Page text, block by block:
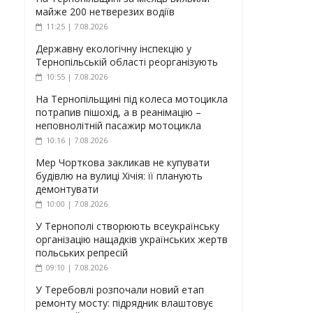
майже 200 нетверезих водіїв
11:25 | 7.08.2026
Державну екологічну інспекцію у
Тернопільській області реорганізують
10:55 | 7.08.2026
На Тернопільщині під колеса мотоцикла
потрапив пішохід, а в реанімацію –
неповнолітній пасажир мотоцикла
10:16 | 7.08.2026
Мер Чорткова закликав не купувати
будівлю на вулиці Хічія: її планують
демонтувати
10:00 | 7.08.2026
У Тернополі створюють всеукраїнську
організацію нащадків українських жертв
польських репресій
09:10 | 7.08.2026
У Теребовлі розпочали новий етап
ремонту мосту: підрядник влаштовує